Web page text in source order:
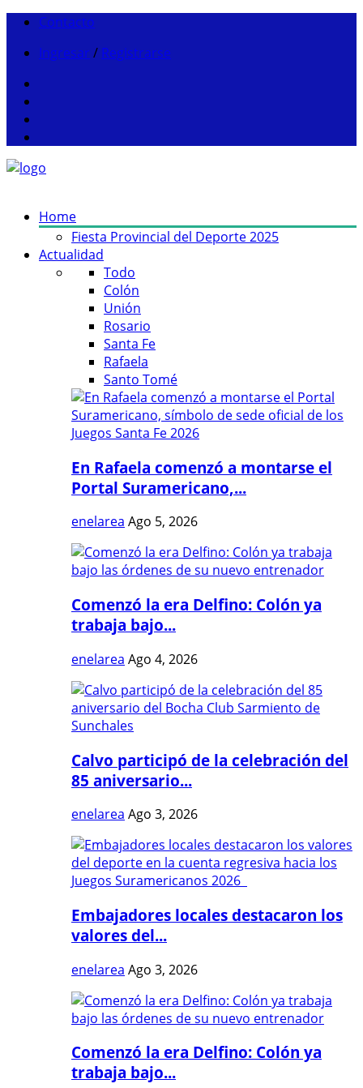
Contacto
Ingresar / Registrarse
Home
Fiesta Provincial del Deporte 2025
Actualidad
Todo
Colón
Unión
Rosario
Santa Fe
Rafaela
Santo Tomé
En Rafaela comenzó a montarse el
Portal Suramericano,...
enelarea Ago 5, 2026
Comenzó la era Delfino: Colón ya
trabaja bajo...
enelarea Ago 4, 2026
Calvo participó de la celebración del
85 aniversario...
enelarea Ago 3, 2026
Embajadores locales destacaron los
valores del...
enelarea Ago 3, 2026
Comenzó la era Delfino: Colón ya
trabaja bajo...